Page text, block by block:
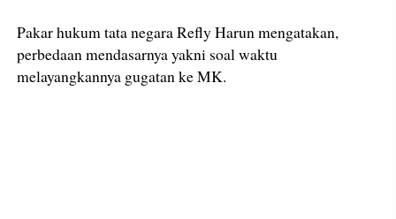
Pakar hukum tata negara Refly Harun mengatakan,
perbedaan mendasarnya yakni soal waktu
melayangkannya gugatan ke MK.